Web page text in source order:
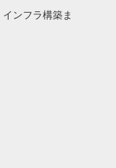
ンフラ構築ま